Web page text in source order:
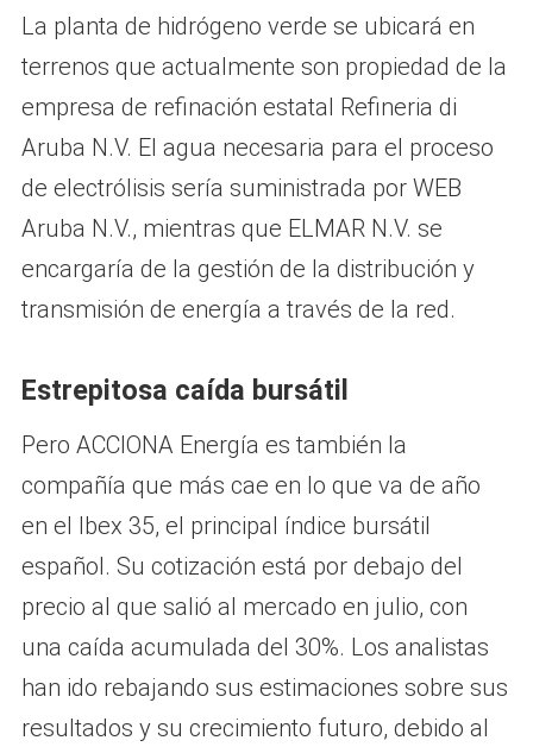
La planta de hidrógeno verde se ubicará en
terrenos que actualmente son propiedad de la
empresa de refinación estatal Refineria di
Aruba N.V. El agua necesaria para el proceso
de electrólisis sería suministrada por WEB
Aruba N.V., mientras que ELMAR N.V. se
encargaría de la gestión de la distribución y
transmisión de energía a través de la red.
Estrepitosa caída bursátil
Pero ACCIONA Energía es también la
compañía que más cae en lo que va de año
en el Ibex 35, el principal índice bursátil
español. Su cotización está por debajo del
precio al que salió al mercado en julio, con
una caída acumulada del 30%. Los analistas
han ido rebajando sus estimaciones sobre sus
resultados y su crecimiento futuro, debido al